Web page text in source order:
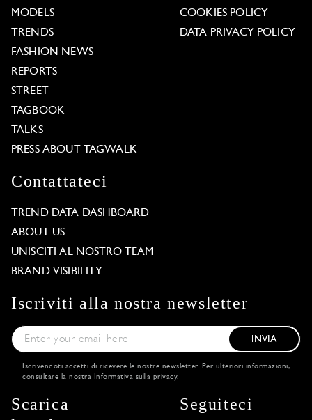
MODELS
TRENDS
FASHION NEWS
REPORTS
STREET
TAGBOOK
TALKS
PRESS ABOUT TAGWALK
COOKIES POLICY
DATA PRIVACY POLICY
Contattateci
TREND DATA DASHBOARD
ABOUT US
UNISCITI AL NOSTRO TEAM
BRAND VISIBILITY
Iscriviti alla nostra newsletter
INVIA
Iscrivendoti accetti di ricevere le nostre newsletter. Per ulteriori informazioni,
consultare la nostra
Informativa sulla privacy.
Scarica
Seguiteci